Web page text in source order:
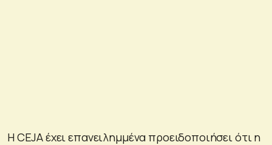
Η CEJA έχει επανειλημμένα προειδοποιήσει ότι η